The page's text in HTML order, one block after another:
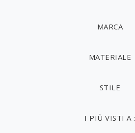
MARCA
MATERIALE
STILE
I PIÙ VISTI A :